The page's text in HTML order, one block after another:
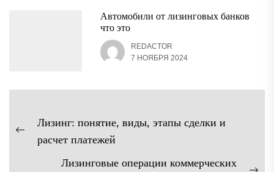
Автомобили от лизинговых банков
что это
REDACTOR
7 НОЯБРЯ 2024
Навигация
по
записям
Предыдущая
Лизинг: понятие, виды, этапы сделки и
расчет платежей
Лизинговые операции коммерческих